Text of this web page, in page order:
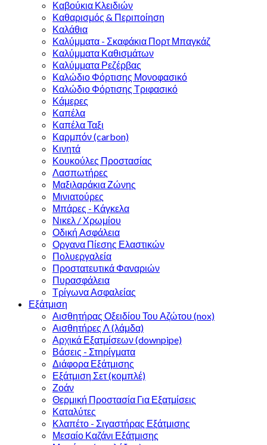
Καβούκια Κλειδιών
Καθαρισμός & Περιποίηση
Καλάθια
Καλύμματα - Σκαφάκια Πορτ Μπαγκάζ
Καλύμματα Καθισμάτων
Καλύμματα Ρεζέρβας
Καλώδιο Φόρτισης Μονοφασικό
Καλώδιο Φόρτισης Τριφασικό
Κάμερες
Καπέλα
Καπέλα Ταξι
Καρμπόν (carbon)
Κινητά
Κουκούλες Προστασίας
Λασπωτήρες
Μαξιλαράκια Ζώνης
Μινιατούρες
Μπάρες - Κάγκελα
Νικελ / Χρωμίου
Οδική Ασφάλεια
Οργανα Πίεσης Ελαστικών
Πολυεργαλεία
Προστατευτικά Φαναριών
Πυρασφάλεια
Τρίγωνα Ασφαλείας
Εξάτμιση
Αισθητήρας Οξειδίου Του Αζώτου (nox)
Αισθητήρες Λ (λάμδα)
Αρχικά Εξατμίσεων (downpipe)
Βάσεις - Στηρίγματα
Διάφορα Εξάτμισης
Εξάτμιση Σετ (κομπλέ)
Ζοάν
Θερμική Προστασία Για Εξατμίσεις
Καταλύτες
Κλαπέτο - Σιγαστήρας Εξάτμισης
Μεσαίο Καζάνι Εξάτμισης